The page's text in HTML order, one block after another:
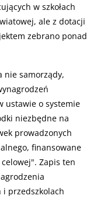
w szkołach
ale z dotacji
zebrano ponad
nie samorządy,
ustawie o systemie
niezbędne na
prowadzonych
finansowane
Zapis ten
i przedszkolach